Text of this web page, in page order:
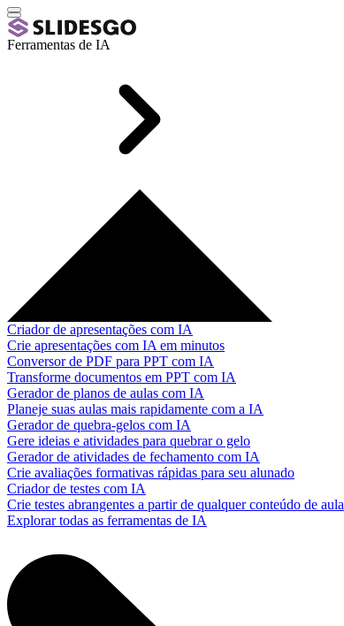
Ferramentas de IA
Criador de apresentações com IA
Crie apresentações com IA em minutos
Conversor de PDF para PPT com IA
Transforme documentos em PPT com IA
Gerador de planos de aulas com IA
Planeje suas aulas mais rapidamente com a IA
Gerador de quebra-gelos com IA
Gere ideias e atividades para quebrar o gelo
Gerador de atividades de fechamento com IA
Crie avaliações formativas rápidas para seu alunado
Criador de testes com IA
Crie testes abrangentes a partir de qualquer conteúdo de aula
Explorar todas as ferramentas de IA